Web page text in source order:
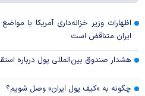
اظهارات وزیر خزانه‌داری آمریکا با
ایران متناقض است
هشدار صندوق بین‌المللی پول درباره
چگونه به «کیف پول ایران» وصل شویم؟